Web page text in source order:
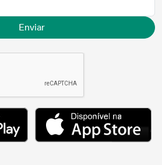
Enviar